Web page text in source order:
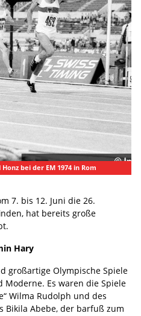
bei der EM 1974 in Rom
7. bis 12. Juni die 26.
hat bereits große
Hary
großartige Olympische Spiele
Es waren die Spiele
Wilma Rudolph und des
Bikila Abebe, der barfuß zum